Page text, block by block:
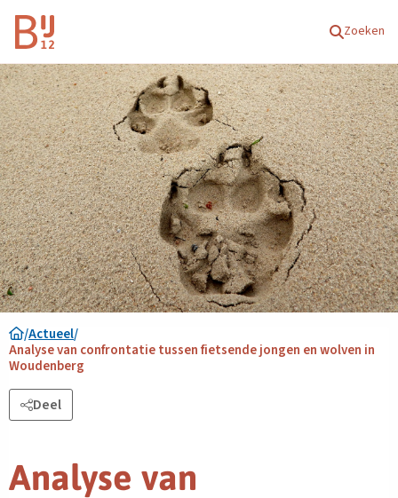
Homepagina Zoeken
/Actueel/
Analyse van confrontatie tussen fietsende jongen en wolven in
Woudenberg
Deel
Analyse van